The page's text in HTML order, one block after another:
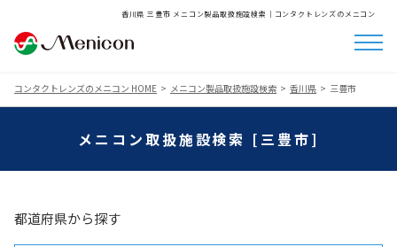
香川県 三豊市 メニコン製品取扱施設検索│コンタクトレンズのメニコン
コンタクトレンズのメニコン HOME メニコン製品取扱施設検索 香川県 三豊市
メニコン取扱施設検索 [三豊市]
都道府県から探す